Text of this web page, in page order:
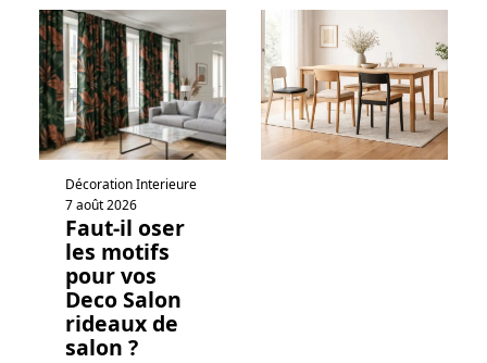
Décoration Interieure
7 août 2026
Faut-il oser
les motifs
pour vos
Deco Salon
rideaux de
salon ?